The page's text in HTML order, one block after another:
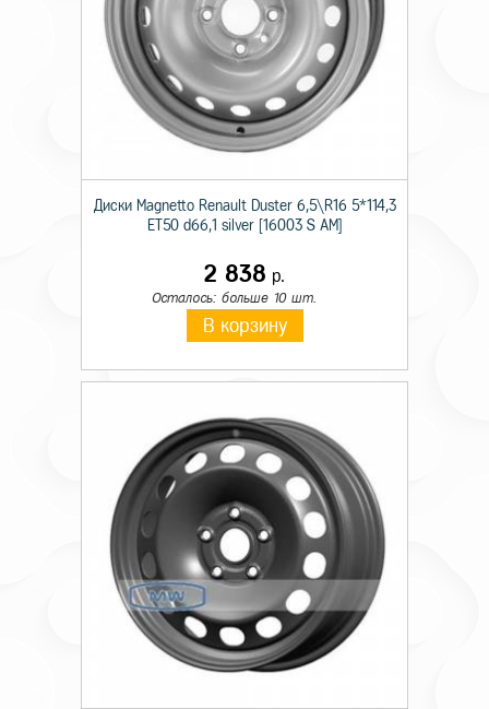
Диски Magnetto Renault Duster 6,5\R16 5*114,3
ET50 d66,1 silver [16003 S AM]
2 838 р.
Осталось: больше 10 шт.
В корзину